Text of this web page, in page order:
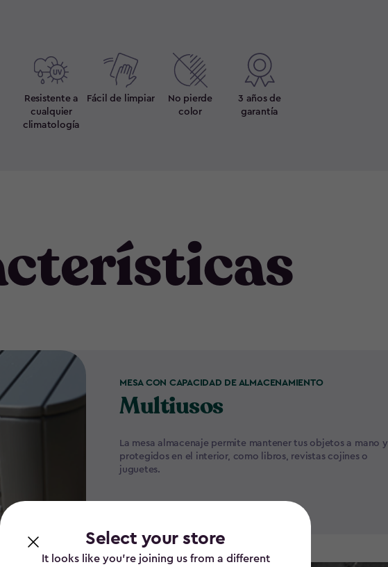
Select your store
It looks like you’re joining us from a different
Resistente a
cualquier
climatología
Fácil de limpiar
No pierde
color
3 años de
garantía
MESA CON CAPACIDAD DE ALMACENAMIENTO
Multiusos
La mesa almacenaje permite mantener tus objetos a mano y
protegidos en el interior, como libros, revistas cojines o
juguetes.